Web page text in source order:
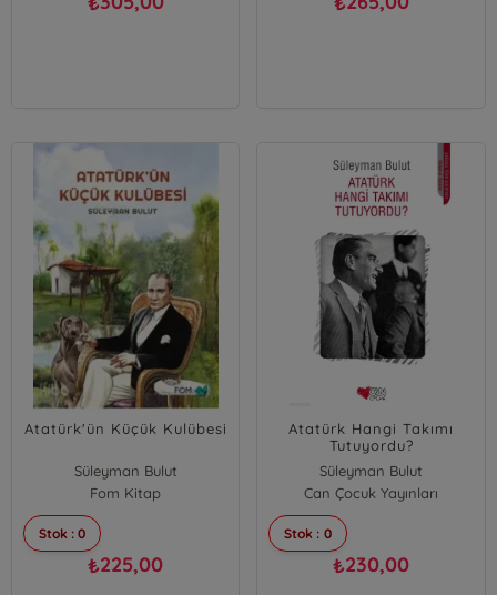
Atatürk'ün Küçük Kulübesi
Süleyman Bulut
Fom Kitap
Stok : 0
₺225,00
Atatürk Hangi Takımı
Tutuyordu?
Süleyman Bulut
Can Çocuk Yayınları
Stok : 0
₺230,00